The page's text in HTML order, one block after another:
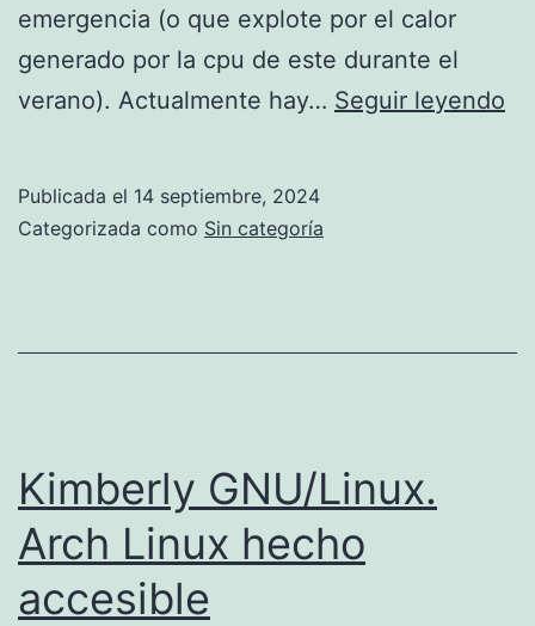
emergencia (o que explote por el calor
generado por la cpu de este durante el
verano). Actualmente hay… Seguir leyendo
Publicada el 14 septiembre, 2024
Categorizada como Sin categoría
Kimberly GNU/Linux.
Arch Linux hecho
accesible